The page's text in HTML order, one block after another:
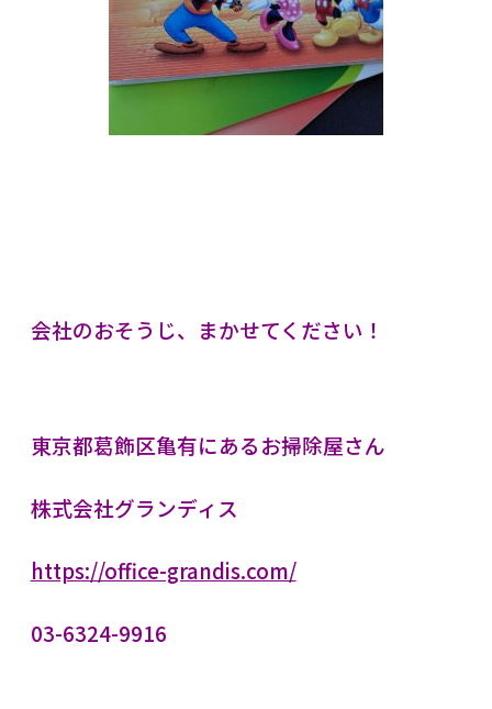
会社のおそうじ、まかせてください！
東京都葛飾区亀有にあるお掃除屋さん
株式会社グランディス
https://office-grandis.com/
03-6324-9916